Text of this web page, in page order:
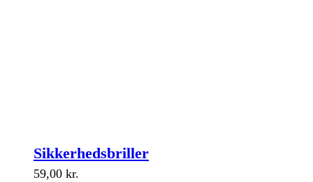
Sikkerhedsbriller
59,00 kr.